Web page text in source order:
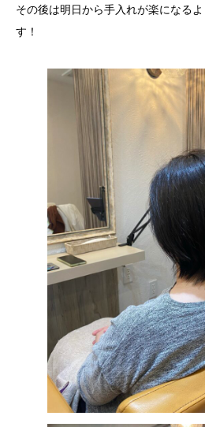
その後は明日から手入れが楽になる
す！